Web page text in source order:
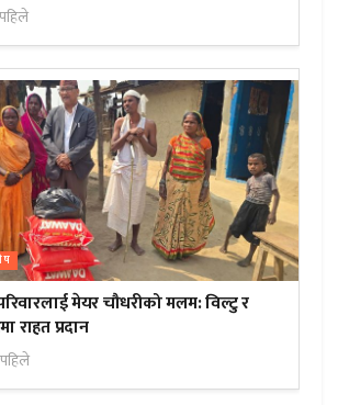
मेयर चौधरीको मलम: विल्टु र
राहत प्रदान